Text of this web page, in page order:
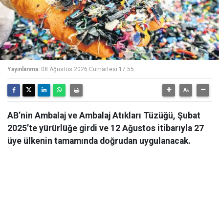
Yayınlanma: 08 Ağustos 2026 Cumartesi 17:55
AB’nin Ambalaj ve Ambalaj Atıkları Tüzüğü, Şubat
2025’te yürürlüğe girdi ve 12 Ağustos itibarıyla 27
üye ülkenin tamamında doğrudan uygulanacak.